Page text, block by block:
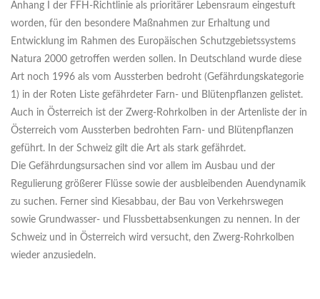
Anhang I der FFH-Richtlinie als prioritärer Lebensraum eingestuft
worden, für den besondere Maßnahmen zur Erhaltung und
Entwicklung im Rahmen des Europäischen Schutzgebietssystems
Natura 2000 getroffen werden sollen. In Deutschland wurde diese
Art noch 1996 als vom Aussterben bedroht (Gefährdungskategorie
1) in der Roten Liste gefährdeter Farn- und Blütenpflanzen gelistet.
Auch in Österreich ist der Zwerg-Rohrkolben in der Artenliste der in
Österreich vom Aussterben bedrohten Farn- und Blütenpflanzen
geführt. In der Schweiz gilt die Art als stark gefährdet.
Die Gefährdungsursachen sind vor allem im Ausbau und der
Regulierung größerer Flüsse sowie der ausbleibenden Auendynamik
zu suchen. Ferner sind Kiesabbau, der Bau von Verkehrswegen
sowie Grundwasser- und Flussbettabsenkungen zu nennen. In der
Schweiz und in Österreich wird versucht, den Zwerg-Rohrkolben
wieder anzusiedeln.